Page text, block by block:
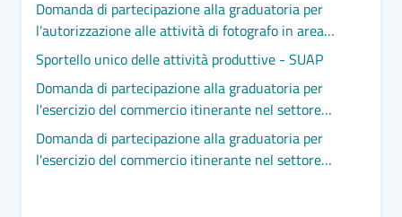
Domanda di partecipazione alla graduatoria per
l’autorizzazione alle attività di fotografo in area
demaniale marittima
Sportello unico delle attività produttive - SUAP
Domanda di partecipazione alla graduatoria per
l'esercizio del commercio itinerante nel settore
non alimentare
Domanda di partecipazione alla graduatoria per
l'esercizio del commercio itinerante nel settore